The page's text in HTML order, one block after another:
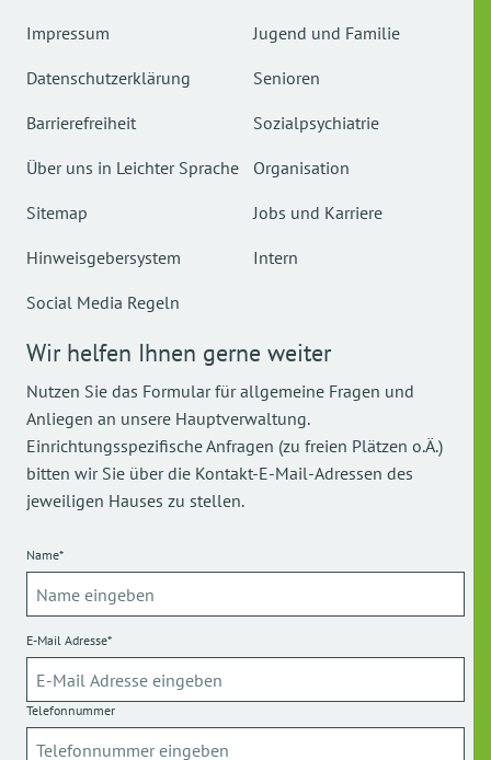
Impressum
Datenschutzerklärung
Barrierefreiheit
Über uns in Leichter Sprache
Sitemap
Hinweisgebersystem
Social Media Regeln
Jugend und Familie
Senioren
Sozialpsychiatrie
Organisation
Jobs und Karriere
Intern
Wir helfen Ihnen gerne weiter
Nutzen Sie das Formular für allgemeine Fragen und
Anliegen an unsere Hauptverwaltung.
Einrichtungsspezifische Anfragen (zu freien Plätzen o.Ä.)
bitten wir Sie über die Kontakt-E-Mail-Adressen des
jeweiligen Hauses zu stellen.
Name*
E-Mail Adresse*
Telefonnummer